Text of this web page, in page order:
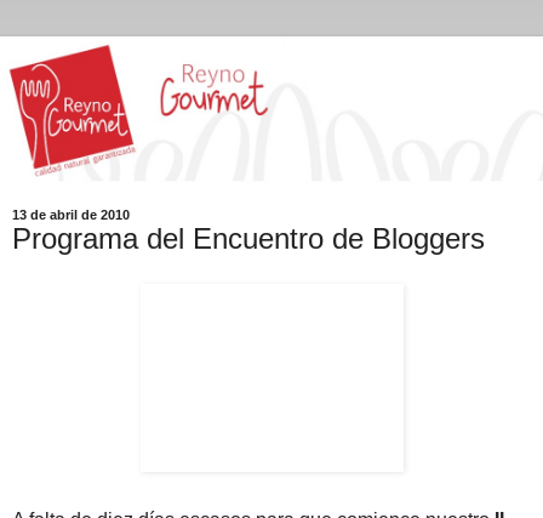
13 de abril de 2010
Programa del Encuentro de Bloggers